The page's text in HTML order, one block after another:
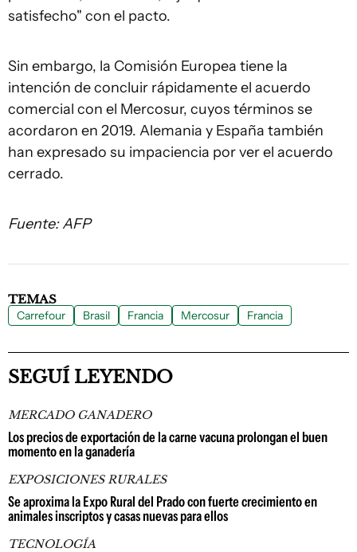
satisfecho" con el pacto.
Sin embargo, la Comisión Europea tiene la
intención de concluir rápidamente el acuerdo
comercial con el Mercosur, cuyos términos se
acordaron en 2019. Alemania y España también
han expresado su impaciencia por ver el acuerdo
cerrado.
Fuente: AFP
TEMAS
Carrefour Brasil Francia Mercosur Francia
SEGUÍ LEYENDO
MERCADO GANADERO
Los precios de exportación de la carne vacuna prolongan el buen
momento en la ganadería
EXPOSICIONES RURALES
Se aproxima la Expo Rural del Prado con fuerte crecimiento en
animales inscriptos y casas nuevas para ellos
TECNOLOGÍA